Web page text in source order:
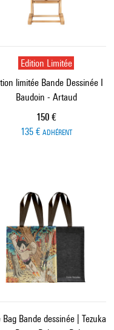
Edition Limitée
limitée Bande Dessinée I
Baudoin - Artaud
Prix ​​actuel
150 €
135 € ADHÉRENT
Bag Bande dessinée | Tezuka